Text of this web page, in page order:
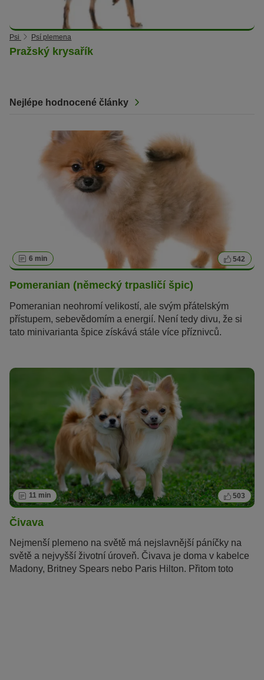
Psi Psí plemena
Pražský krysařík
Nejlépe hodnocené články
6 min 542
Pomeranian (německý trpasličí špic)
Pomeranian neohromí velikostí, ale svým přátelským
přístupem, sebevědomím a energií. Není tedy divu, že si
tato minivarianta špice získává stále více příznivců.
11 min 503
Čivava
Nejmenší plemeno na světě má nejslavnější páníčky na
světě a nejvyšší životní úroveň. Čivava je doma v kabelce
Madony, Britney Spears nebo Paris Hilton. Přitom toto